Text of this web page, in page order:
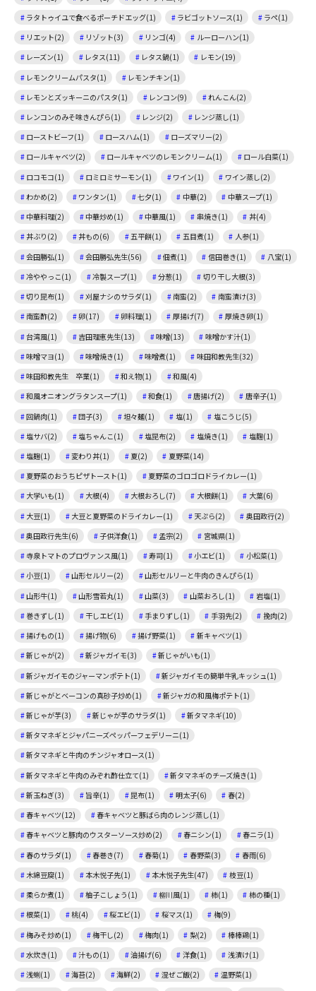
ラタトゥイユで食べるポーチドエッグ(1)
ラビゴットソース(1)
ラペ(1)
リエット(2)
リゾット(3) リンゴ(4)
ルーローハン(1)
レーズン(1)
レタス(11) レタス鍋(1)
レモン(19)
レモンクリームパスタ(1)
レモンチキン(1)
レモンとズッキーニのパスタ(1)
レンコン(9)
れんこん(2)
レンコンのみそ味きんぴら(1)
レンジ(2)
レンジ蒸し(1)
ローストビーフ(1)
ロースハム(1)
ローズマリー(2)
ロールキャベツ(2)
ロールキャベツのレモンクリーム(1)
ロール白菜(1)
ロコモコ(1)
ロミロミサーモン(1) ワイン(1)
ワイン蒸し(2)
わかめ(2)
ワンタン(1) 七夕(1) 中華(2)
中華スープ(1)
中華料理(2)
中華炒め(1) 中華風(1) 串焼き(1)
丼(4)
丼ぶり(2)
丼もの(6) 五平餅(1) 五目煮(1)
人参(1)
会田勝弘(1)
会田勝弘先生(56) 佃煮(1) 信田巻き(1)
八宝(1)
冷ややっこ(1)
冷製スープ(1) 分葱(1)
切り干し大根(3)
切り昆布(1)
刈屋ナシのサラダ(1) 南蛮(2)
南蛮漬け(3)
南蛮酢(2)
卵(17) 卵料理(1) 厚揚げ(7)
厚焼き卵(1)
台湾風(1)
吉田理恵先生(13) 味噌(13)
味噌かす汁(1)
味噌マヨ(1)
味噌焼き(1) 味噌煮(1)
味田和教先生(32)
味田和教先生 卒業(1)
和え物(1)
和風(4)
和風オニオングラタンスープ(1)
和食(1) 唐揚げ(2)
唐辛子(1)
回鍋肉(1)
団子(3) 坦々麺(1) 塩(1)
塩こうじ(5)
塩サバ(2)
塩ちゃんこ(1) 塩昆布(2) 塩焼き(1)
塩麴(1)
塩麹(1)
変わり丼(1) 夏(2)
夏野菜(14)
夏野菜のおうちピザトースト(1)
夏野菜のゴロゴロドライカレー(1)
大学いも(1)
大根(4) 大根おろし(7) 大根餅(1)
大葉(6)
大豆(1)
大豆と夏野菜のドライカレー(1) 天ぷら(2)
奥田政行(2)
奥田政行先生(6)
子供洋食(1) 孟宗(2)
宮城県(1)
寺泉トマトのプロヴァンス風(1)
寿司(1) 小エビ(1)
小松菜(1)
小豆(1)
山形セルリー(2)
山形セルリーと牛肉のきんぴら(1)
山形牛(1)
山形雪若丸(1) 山菜(3) 山菜おろし(1)
岩塩(1)
巻きずし(1)
干しエビ(1) 手まりずし(1) 手羽先(2)
挽肉(2)
揚げもの(1)
揚げ物(6) 揚げ野菜(1)
新キャベツ(1)
新じゃが(2)
新ジャガイモ(3)
新じゃがいも(1)
新ジャガイモのジャーマンポテト(1)
新ジャガイモの簡単牛乳キッシュ(1)
新じゃがとベーコンの真砂子炒め(1)
新ジャガの和風梅ポテト(1)
新じゃが芋(3)
新じゃが芋のサラダ(1)
新タマネギ(10)
新タマネギとジャパニーズペッパーフェデリーニ(1)
新タマネギと牛肉のチンジャオロース(1)
新タマネギと牛肉のみぞれ酢仕立て(1)
新タマネギのチーズ焼き(1)
新玉ねぎ(3)
旨辛(1) 昆布(1) 明太子(6)
春(2)
春キャベツ(12)
春キャベツと豚ばら肉のレンジ蒸し(1)
春キャベツと豚肉のウスターソース炒め(2)
春ニシン(1)
春ニラ(1)
春のサラダ(1)
春巻き(7) 春菊(1) 春野菜(3)
春雨(6)
木綿豆腐(1)
本木悦子先(1) 本木悦子先生(47)
枝豆(1)
柔らか煮(1)
柚子こしょう(1) 柳川風(1) 柿(1)
柿の種(1)
根菜(1)
桃(4) 桜エビ(1) 桜マス(1)
梅(9)
梅みそ炒め(1)
梅干し(2) 梅肉(1) 梨(2)
棒棒鶏(1)
水炊き(1)
汁もの(1) 油揚げ(6) 洋食(1)
浅漬け(1)
浅蜊(1)
海苔(2) 海鮮(2) 混ぜご飯(2)
温野菜(1)